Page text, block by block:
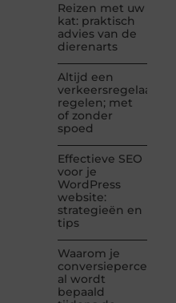
Reizen met uw
kat: praktisch
advies van de
dierenarts
Altijd een
verkeersregelaar
regelen; met
of zonder
spoed
Effectieve SEO
voor je
WordPress
website:
strategieën en
tips
Waarom je
al wordt
bepaald